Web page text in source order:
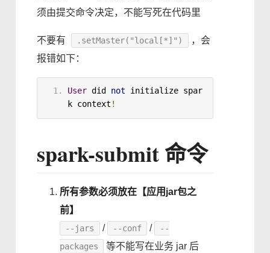
须由提交命令决定，不能写死在代码里
不要有 .setMaster("local[*]")
，会
报错如下：
User did not initialize spar
k context !
spark-submit 命令
所有参数必须放在【应用jar包之
前】
--jars / --conf /
--
packages
等不能写在业务 jar 后